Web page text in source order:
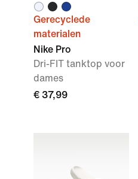
Gerecyclede
materialen
Nike Pro
Dri-FIT tanktop voor
dames
€ 37,99